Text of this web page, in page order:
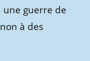
une guerre de
à des